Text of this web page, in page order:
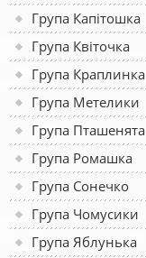
Група Капітошка
Група Квіточка
Група Краплинка
Група Метелики
Група Пташенята
Група Ромашка
Група Сонечко
Група Чомусики
Група Яблунька